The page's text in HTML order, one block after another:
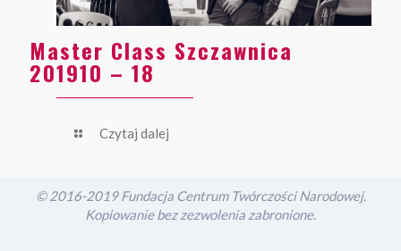
Master Class Szczawnica
201910 – 18
Czytaj dalej
© 2016-2019 Fundacja Centrum Twórczości Narodowej.
Kopiowanie bez zezwolenia zabronione.